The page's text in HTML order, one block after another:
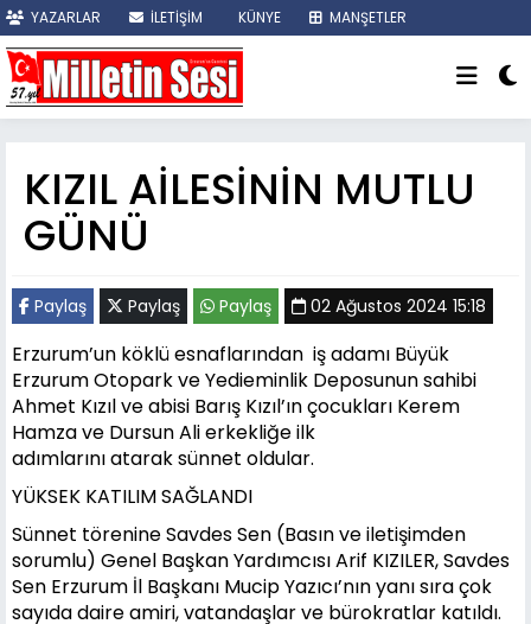
YAZARLAR İLETİŞİM KÜNYE
MANŞETLER
SON DAKİKA
KIZIL AİLESİNİN MUTLU
GÜNÜ
Paylaş Paylaş Paylaş 02 Ağustos 2024 15:18
Erzurum’un köklü esnaflarından iş adamı Büyük
Erzurum Otopark ve Yedieminlik Deposunun sahibi
Ahmet Kızıl ve abisi Barış Kızıl’ın çocukları Kerem
Hamza ve Dursun Ali erkekliğe ilk
adımlarını atarak sünnet oldular.
YÜKSEK KATILIM SAĞLANDI
Sünnet törenine Savdes Sen (Basın ve iletişimden
sorumlu) Genel Başkan Yardımcısı Arif KIZILER, Savdes
Sen Erzurum İl Başkanı Mucip Yazıcı’nın yanı sıra çok
sayıda daire amiri, vatandaşlar ve bürokratlar katıldı.